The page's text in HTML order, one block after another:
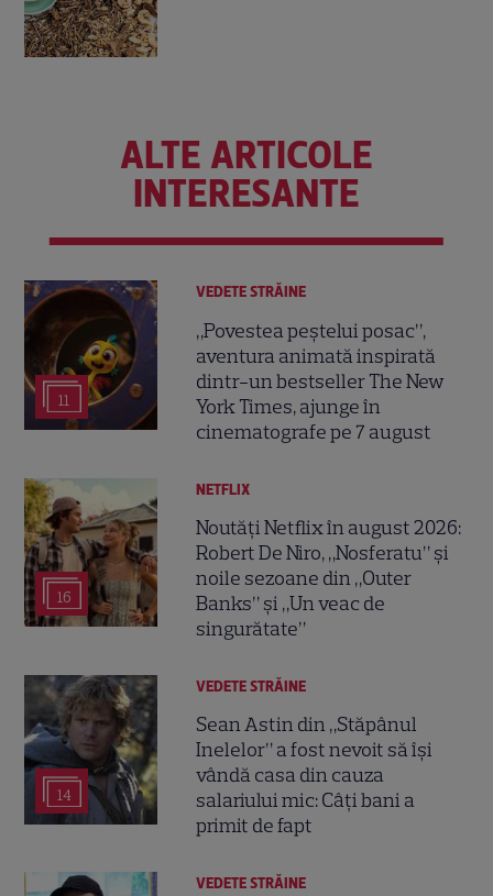
ALTE ARTICOLE
INTERESANTE
11
VEDETE STRĂINE
„Povestea peștelui posac”,
aventura animată inspirată
dintr-un bestseller The New
York Times, ajunge în
cinematografe pe 7 august
16
NETFLIX
Noutăți Netflix în august 2026:
Robert De Niro, „Nosferatu” și
noile sezoane din „Outer
Banks” și „Un veac de
singurătate”
14
VEDETE STRĂINE
Sean Astin din „Stăpânul
Inelelor” a fost nevoit să își
vândă casa din cauza
salariului mic: Câți bani a
primit de fapt
VEDETE STRĂINE